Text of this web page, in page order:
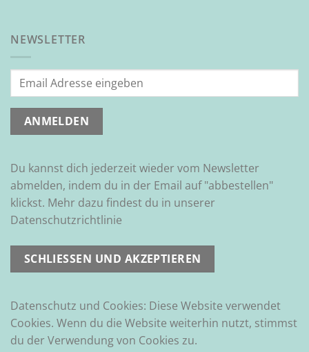
NEWSLETTER
Du kannst dich jederzeit wieder vom Newsletter
abmelden, indem du in der Email auf "abbestellen"
klickst. Mehr dazu findest du in unserer
Datenschutzrichtlinie
Datenschutz und Cookies: Diese Website verwendet
Cookies. Wenn du die Website weiterhin nutzt, stimmst
du der Verwendung von Cookies zu.